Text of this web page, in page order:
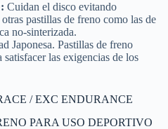
Cuidan el disco evitando
pastillas de freno como las de
no-sinterizada.
Japonesa. Pastillas de freno
satisfacer las exigencias de los
/ EXC ENDURANCE
PARA USO DEPORTIVO